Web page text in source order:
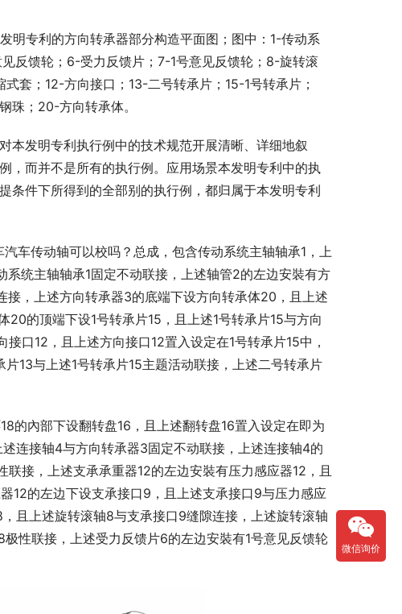
专利的方向转承器部分构造平面图；图中：1-传动系
反馈轮；6-受力反馈片；7-1号意见反馈轮；8-旋转滚
套；12-方向接口；13-二号转承片；15-1号转承片；
珠；20-方向转承体。
发明专利执行例中的技术规范开展清晰、详细地叙
，而并不是所有的执行例。应用场景本发明专利中的执
条件下所得到的全部别的执行例，都归属于本发明专利
传动轴可以校吗？总成，包含传动系统主轴轴承1，上
统主轴轴承1固定不动联接，上述轴管2的左边安裝有方
，上述方向转承器3的底端下设方向转承体20，且上述
的顶端下设1号转承片15，且上述1号转承片15与方向
口12，且上述方向接口12置入设定在1号转承片15中，
13与上述1号转承片15主题活动联接，上述二号转承片
的內部下设翻转盘16，且上述翻转盘16置入设定在即为
连接轴4与方向转承器3固定不动联接，上述连接轴4的
接，上述支承承重器12的左边安裝有压力感应器12，且
12的左边下设支承接口9，且上述支承接口9与压力感应
且上述旋转滚轴8与支承接口9缝隙连接，上述旋转滚轴
性联接，上述受力反馈片6的左边安裝有1号意见反馈轮
微信询价